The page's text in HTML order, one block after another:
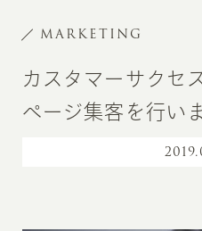
MARKETING
カスタマーサクセ
ページ集客を行い
2019.